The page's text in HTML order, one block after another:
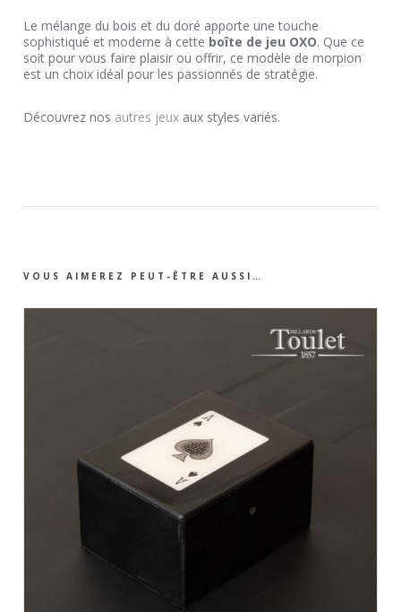
Le mélange du bois et du doré apporte une touche
sophistiqué et moderne à cette boîte de jeu OXO. Que ce
soit pour vous faire plaisir ou offrir, ce modèle de morpion
est un choix idéal pour les passionnés de stratégie.
Découvrez nos autres jeux aux styles variés.
VOUS AIMEREZ PEUT-ÊTRE AUSSI…